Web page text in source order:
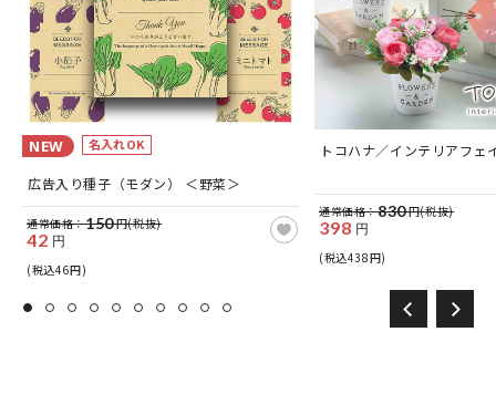
NEW 名入れOK
広告入り種子（モダン） ＜野菜＞
通常価格：150円(税抜)
42 円
(税込46円)
トコハナ／インテリアフェ
通常価格：830円(税抜)
398 円
(税込438円)